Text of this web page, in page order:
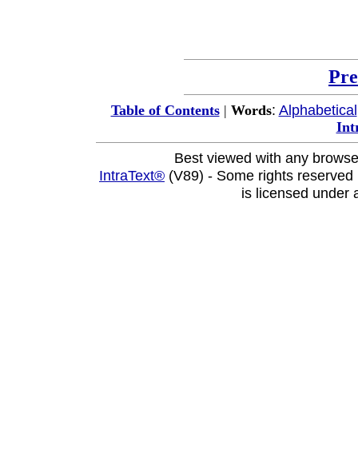
Table of Contents| Words: Alphabetical
Best viewed with any
IntraText® (V89) - Some rights
is licensed under